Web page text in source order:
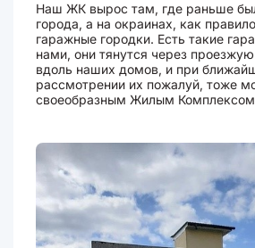
Наш ЖК вырос там, где раньше
города, а на окраинах, как
гаражные городки. Есть такие
нами, они тянутся через
вдоль наших домов, и при
рассмотрении их пожалуй, тоже
своеобразным Жилым